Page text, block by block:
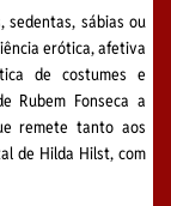
sedentas, sábias ou
erótica, afetiva
de costumes e
Rubem Fonseca a
remete tanto aos
de Hilda Hilst, com